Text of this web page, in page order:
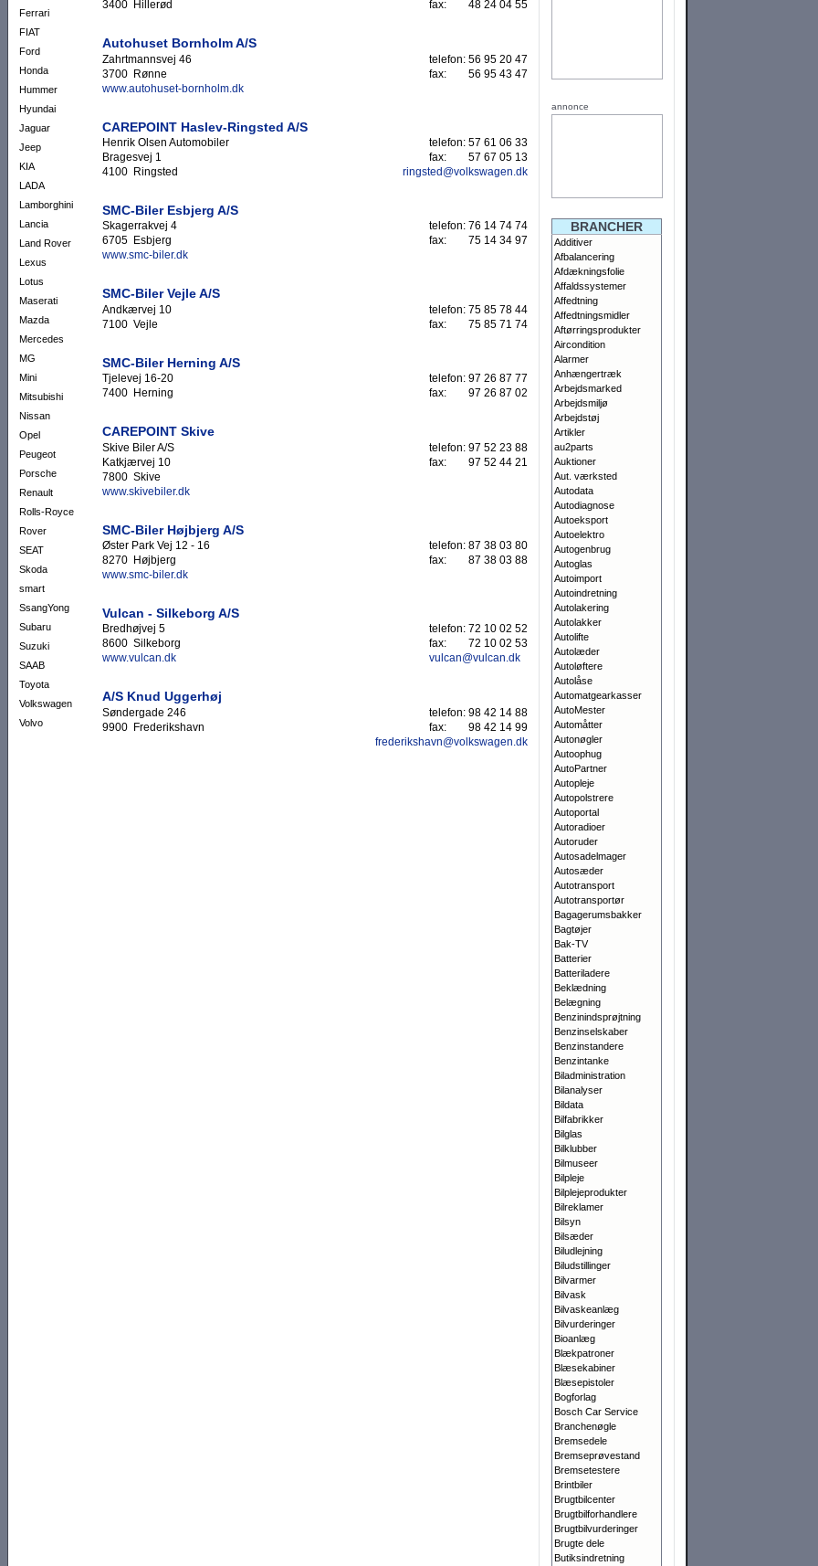
Ferrari
FIAT
Ford
Honda
Hummer
Hyundai
Jaguar
Jeep
KIA
LADA
Lamborghini
Lancia
Land Rover
Lexus
Lotus
Maserati
Mazda
Mercedes
MG
Mini
Mitsubishi
Nissan
Opel
Peugeot
Porsche
Renault
Rolls-Royce
Rover
SEAT
Skoda
smart
SsangYong
Subaru
Suzuki
SAAB
Toyota
Volkswagen
Volvo
3400 Hillerød fax: 48 24 04 55
Autohuset Bornholm A/S
Zahrtmannsvej 46
3700 Rønne
www.autohuset-bornholm.dk
telefon: 56 95 20 47
fax:
56 95 43 47
CAREPOINT Haslev-Ringsted A/S
Henrik Olsen Automobiler
Bragesvej 1
4100 Ringsted
telefon: 57 61 06 33
fax:
57 67 05 13
ringsted@volkswagen.dk
SMC-Biler Esbjerg A/S
Skagerrakvej 4
6705 Esbjerg
www.smc-biler.dk
telefon: 76 14 74 74
fax:
75 14 34 97
SMC-Biler Vejle A/S
Andkærvej 10
7100 Vejle
telefon: 75 85 78 44
fax:
75 85 71 74
SMC-Biler Herning A/S
Tjelevej 16-20
7400 Herning
telefon: 97 26 87 77
fax:
97 26 87 02
CAREPOINT Skive
Skive Biler A/S
Katkjærvej 10
7800 Skive
www.skivebiler.dk
telefon: 97 52 23 88
fax:
97 52 44 21
SMC-Biler Højbjerg A/S
Øster Park Vej 12 - 16
8270 Højbjerg
www.smc-biler.dk
telefon: 87 38 03 80
fax:
87 38 03 88
Vulcan - Silkeborg A/S
Bredhøjvej 5
8600 Silkeborg
www.vulcan.dk
telefon: 72 10 02 52
fax:
72 10 02 53
vulcan@vulcan.dk
A/S Knud Uggerhøj
Søndergade 246
9900 Frederikshavn
telefon: 98 42 14 88
fax:
98 42 14 99
frederikshavn@volkswagen.dk
annonce
BRANCHER
Additiver
Afbalancering
Afdækningsfolie
Affaldssystemer
Affedtning
Affedtningsmidler
Aftørringsprodukter
Aircondition
Alarmer
Anhængertræk
Arbejdsmarked
Arbejdsmiljø
Arbejdstøj
Artikler
au2parts
Auktioner
Aut. værksted
Autodata
Autodiagnose
Autoeksport
Autoelektro
Autogenbrug
Autoglas
Autoimport
Autoindretning
Autolakering
Autolakker
Autolifte
Autolæder
Autoløftere
Autolåse
Automatgearkasser
AutoMester
Automåtter
Autonøgler
Autoophug
AutoPartner
Autopleje
Autopolstrere
Autoportal
Autoradioer
Autoruder
Autosadelmager
Autosæder
Autotransport
Autotransportør
Bagagerumsbakker
Bagtøjer
Bak-TV
Batterier
Batteriladere
Beklædning
Belægning
Benzinindsprøjtning
Benzinselskaber
Benzinstandere
Benzintanke
Biladministration
Bilanalyser
Bildata
Bilfabrikker
Bilglas
Bilklubber
Bilmuseer
Bilpleje
Bilplejeprodukter
Bilreklamer
Bilsyn
Bilsæder
Biludlejning
Biludstillinger
Bilvarmer
Bilvask
Bilvaskeanlæg
Bilvurderinger
Bioanlæg
Blækpatroner
Blæsekabiner
Blæsepistoler
Bogforlag
Bosch Car Service
Branchenøgle
Bremsedele
Bremseprøvestand
Bremsetestere
Brintbiler
Brugtbilcenter
Brugtbilforhandlere
Brugtbilvurderinger
Brugte dele
Butiksindretning